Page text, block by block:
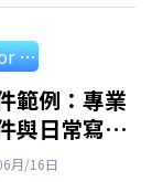
格式 機
文書信格式
境，並附上
活運用於
English for professional
範例：專業
與日常寫給
人的信件
月/16日